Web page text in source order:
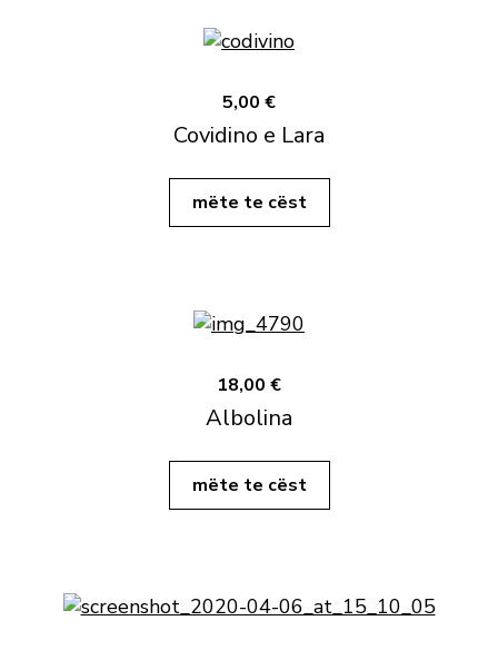
5,00 €
Covidino e Lara
mëte te cëst
18,00 €
Albolina
mëte te cëst